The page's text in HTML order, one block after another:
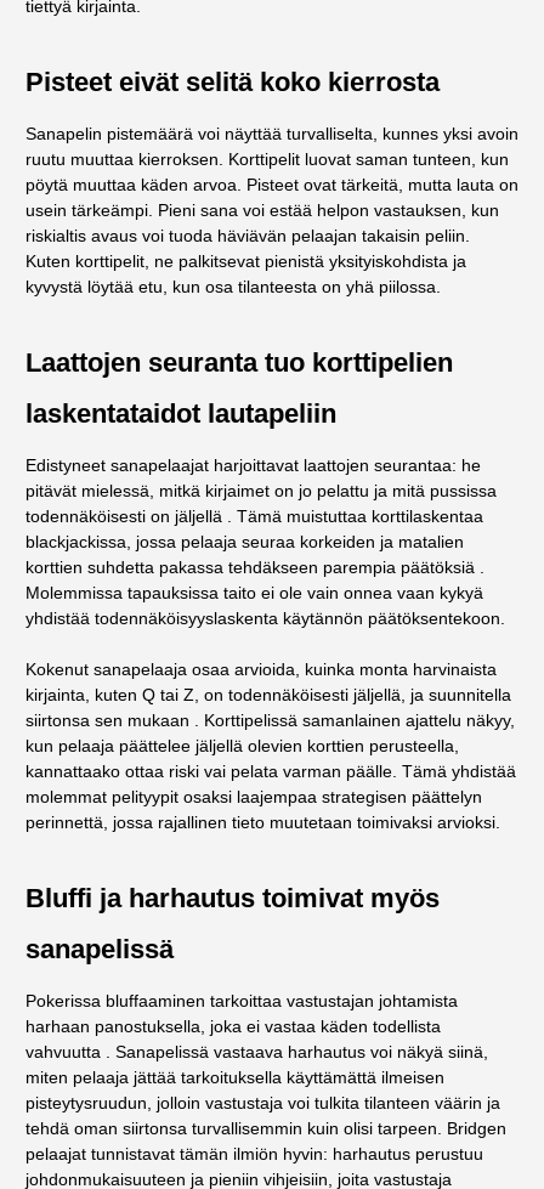
tiettyä kirjainta.
Pisteet eivät selitä koko kierrosta
Sanapelin pistemäärä voi näyttää turvalliselta, kunnes yksi avoin
ruutu muuttaa kierroksen. Korttipelit luovat saman tunteen, kun
pöytä muuttaa käden arvoa. Pisteet ovat tärkeitä, mutta lauta on
usein tärkeämpi. Pieni sana voi estää helpon vastauksen, kun
riskialtis avaus voi tuoda häviävän pelaajan takaisin peliin.
Kuten korttipelit, ne palkitsevat pienistä yksityiskohdista ja
kyvystä löytää etu, kun osa tilanteesta on yhä piilossa.
Laattojen seuranta tuo korttipelien
laskentataidot lautapeliin
Edistyneet sanapelaajat harjoittavat laattojen seurantaa: he
pitävät mielessä, mitkä kirjaimet on jo pelattu ja mitä pussissa
todennäköisesti on jäljellä . Tämä muistuttaa korttilaskentaa
blackjackissa, jossa pelaaja seuraa korkeiden ja matalien
korttien suhdetta pakassa tehdäkseen parempia päätöksiä .
Molemmissa tapauksissa taito ei ole vain onnea vaan kykyä
yhdistää todennäköisyyslaskenta käytännön päätöksentekoon.
Kokenut sanapelaaja osaa arvioida, kuinka monta harvinaista
kirjainta, kuten Q tai Z, on todennäköisesti jäljellä, ja suunnitella
siirtonsa sen mukaan . Korttipelissä samanlainen ajattelu näkyy,
kun pelaaja päättelee jäljellä olevien korttien perusteella,
kannattaako ottaa riski vai pelata varman päälle. Tämä yhdistää
molemmat pelityypit osaksi laajempaa strategisen päättelyn
perinnettä, jossa rajallinen tieto muutetaan toimivaksi arvioksi.
Bluffi ja harhautus toimivat myös
sanapelissä
Pokerissa bluffaaminen tarkoittaa vastustajan johtamista
harhaan panostuksella, joka ei vastaa käden todellista
vahvuutta . Sanapelissä vastaava harhautus voi näkyä siinä,
miten pelaaja jättää tarkoituksella käyttämättä ilmeisen
pisteytysruudun, jolloin vastustaja voi tulkita tilanteen väärin ja
tehdä oman siirtonsa turvallisemmin kuin olisi tarpeen. Bridgen
pelaajat tunnistavat tämän ilmiön hyvin: harhautus perustuu
johdonmukaisuuteen ja pieniin vihjeisiin, joita vastustaja